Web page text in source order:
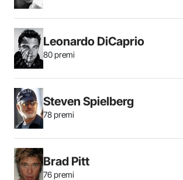
Leonardo DiCaprio
80 premi
Steven Spielberg
78 premi
Brad Pitt
76 premi